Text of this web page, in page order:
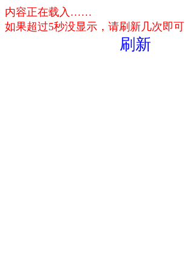
内容正在载入……
如果超过5秒没显示，请刷新几次即可
刷新